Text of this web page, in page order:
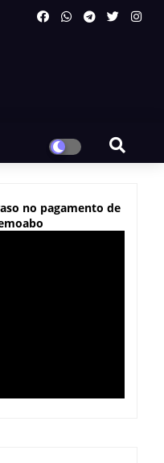
no pagamento de